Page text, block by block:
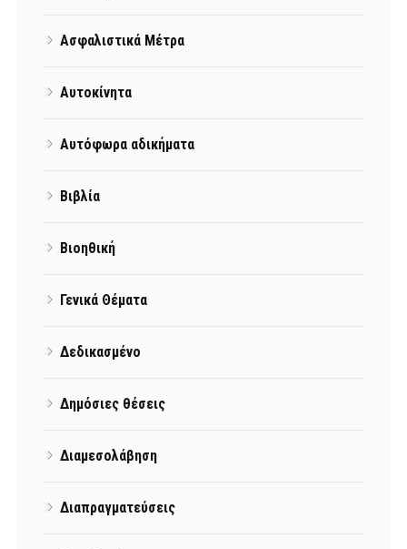
Ασφαλιστικά Μέτρα
Αυτοκίνητα
Αυτόφωρα αδικήματα
Βιβλία
Βιοηθική
Γενικά Θέματα
Δεδικασμένο
Δημόσιες θέσεις
Διαμεσολάβηση
Διαπραγματεύσεις